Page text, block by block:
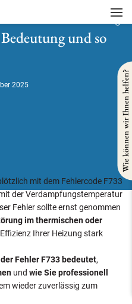
Sie ihn
und so
2025
mit dem Fehlercode F733
der Verdampfungstemperatur
Fehler sollte ernst genommen
im thermischen oder
Effizienz Ihrer Heizung stark
Fehler F733 bedeutet,
und wie Sie professionell
wieder zuverlässig zum
Wie können wir Ihnen helfen?